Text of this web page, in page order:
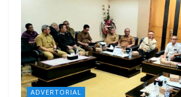
ADVERTORIAL